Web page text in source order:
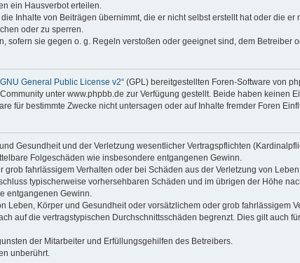
ein Hausverbot erteilen.
Inhalte von Beiträgen übernimmt, die er nicht selbst erstellt hat oder die
oder zu sperren.
sofern sie gegen o. g. Regeln verstoßen oder geeignet sind, dem Betreiber
GNU General Public License v2“ (GPL) bereitgestellten Foren-Software von
unter www.phpbb.de zur Verfügung gestellt. Beide haben keinen
für bestimmte Zwecke nicht untersagen oder auf Inhalte fremder Foren
Gesundheit und der Verletzung wesentlicher Vertragspflichten
Folgeschäden wie insbesondere entgangenen Gewinn.
fahrlässigem Verhalten oder bei Schäden aus der Verletzung von
typischerweise vorhersehbaren Schäden und im übrigen der Höhe
entgangenen Gewinn.
Leben, Körper und Gesundheit oder vorsätzlichem oder grob fahrlässigem
auf die vertragstypischen Durchschnittsschäden begrenzt. Dies gilt auch
der Mitarbeiter und Erfüllungsgehilfen des Betreibers.
unberührt.